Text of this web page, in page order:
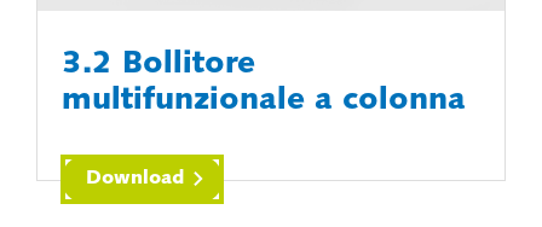
3.2 Bollitore
multifunzionale a colonna
Download